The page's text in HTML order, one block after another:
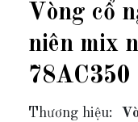
Vòng cổ
niên mix
78AC350
Thương hiệu: